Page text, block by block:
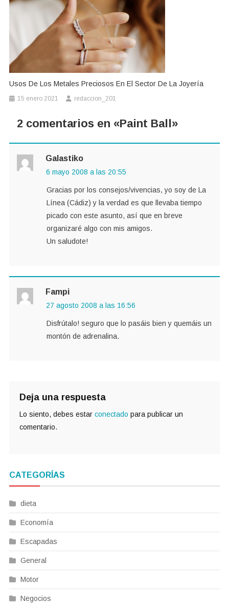
Usos De Los Metales Preciosos En El Sector De La Joyería
15 enero 2021 redaccion_201
2 comentarios en «Paint Ball»
Galastiko
6 mayo 2008 a las 20:55
Gracias por los consejos/vivencias, yo soy de La
Línea (Cádiz) y la verdad es que llevaba tiempo
picado con este asunto, así que en breve
organizaré algo con mis amigos.
Un saludote!
Fampi
27 agosto 2008 a las 16:56
Disfrútalo! seguro que lo pasáis bien y quemáis un
montón de adrenalina.
Deja una respuesta
Lo siento, debes estar conectado para publicar un
comentario.
CATEGORÍAS
dieta
Economía
Escapadas
General
Motor
Negocios